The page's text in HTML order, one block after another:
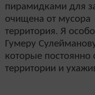
пирамидками для
очищена от мусора
территория. Я
Гумеру
которые постоянно
территории и